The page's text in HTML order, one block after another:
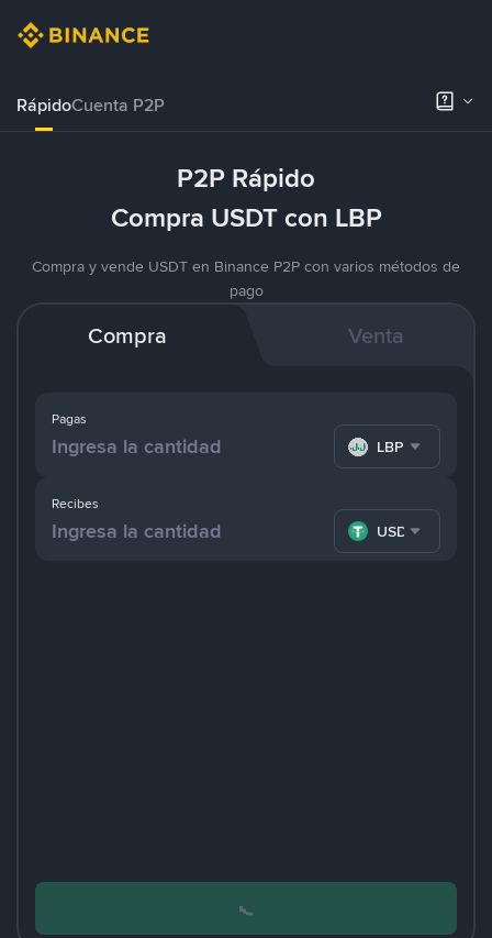
RápidoCuenta P2P
P2P Rápido
Compra USDT con LBP
Compra y vende USDT en Binance P2P con varios métodos de
pago
Compra Venta
Pagas
LBP
Recibes
USDT